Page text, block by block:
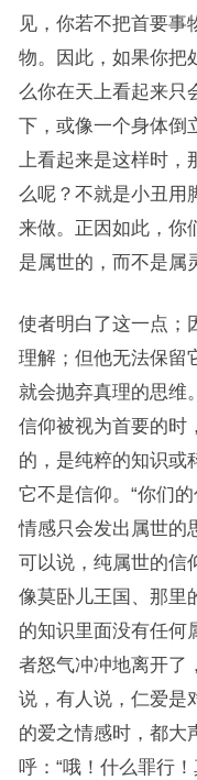
见，你若不把首要事
物。因此，如果你把
么你在天上看起来只
下，或像一个身体倒
上看起来是这样时
么呢？不就是小丑用
来做。正因如此，你
是属世的，而不是属
使者明白了这一点；
理解；但他无法保留
就会抛弃真理的思维
信仰被视为首要的时
的，是纯粹的知识或
它不是信仰。“你们
情感只会发出属世的
可以说，纯属世的信
像莫卧儿王国、那里
的知识里面没有任何
者怒气冲冲地离开了
说，有人说，仁爱是
的爱之情感时，都大
呼：“哦！什么罪行